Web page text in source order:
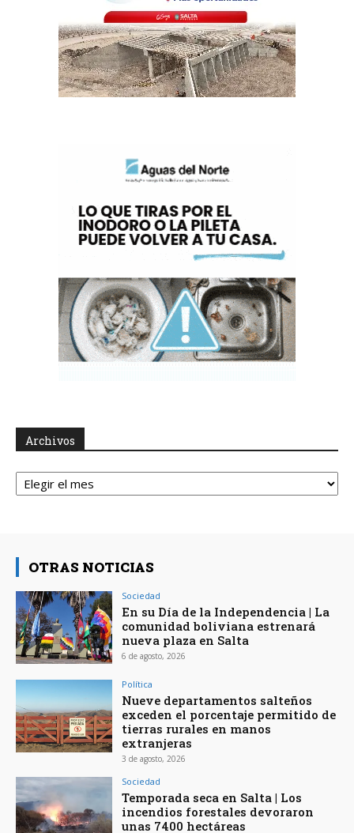
Archivos
Archivos
OTRAS NOTICIAS
Sociedad
En su Día de la Independencia | La
comunidad boliviana estrenará
nueva plaza en Salta
6 de agosto, 2026
Política
Nueve departamentos salteños
exceden el porcentaje permitido de
tierras rurales en manos
extranjeras
3 de agosto, 2026
Sociedad
Temporada seca en Salta | Los
incendios forestales devoraron
unas 7400 hectáreas